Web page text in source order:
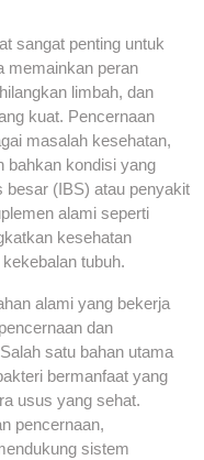
sangat penting untuk
memainkan peran
limbah, dan
kuat. Pencernaan
masalah kesehatan,
bahkan kondisi yang
besar (IBS) atau penyakit
alami seperti
kesehatan
tubuh.
alami yang bekerja
dan
satu bahan utama
bermanfaat yang
usus yang sehat.
pencernaan,
sistem